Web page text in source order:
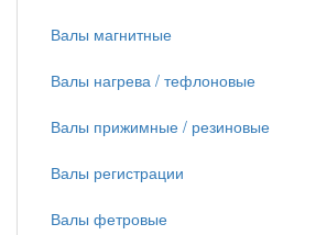
Валы магнитные
Валы нагрева / тефлоновые
Валы прижимные / резиновые
Валы регистрации
Валы фетровые